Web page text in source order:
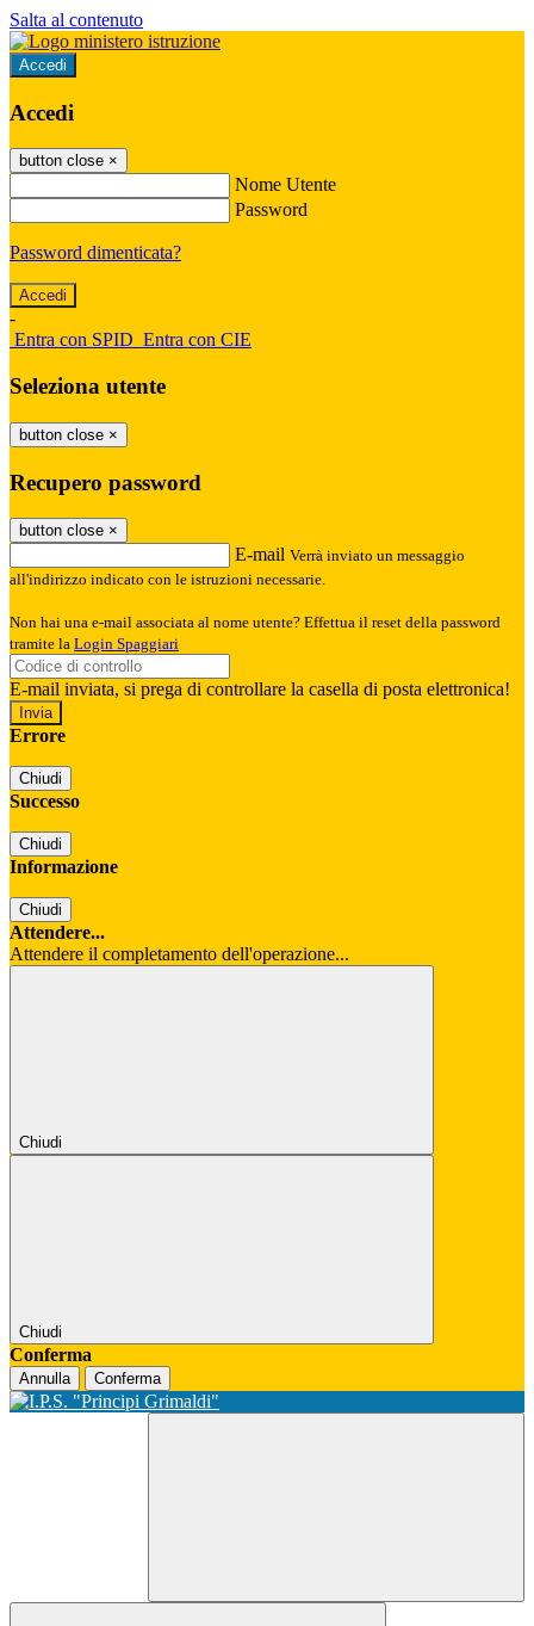
Salta al contenuto
Accedi
Accedi
button close ×
Nome Utente
Password
Password dimenticata?
-
Entra con SPID Entra con CIE
Seleziona utente
button close ×
Recupero password
button close ×
E-mail Verrà inviato un messaggio
all'indirizzo indicato con le istruzioni necessarie.
Non hai una e-mail associata al nome utente? Effettua il reset della password
tramite la Login Spaggiari
E-mail inviata, si prega di controllare la casella di posta elettronica!
Errore
Chiudi
Successo
Chiudi
Informazione
Chiudi
Attendere...
Attendere il completamento dell'operazione...
Chiudi
Chiudi
Conferma
Annulla Conferma